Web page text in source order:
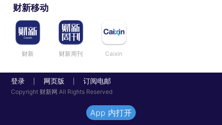
财新移动
财新 财新周刊 Caixin
登录 网页版 订阅电邮
Copyright 财新网 All Rights Reserved
App 内打开